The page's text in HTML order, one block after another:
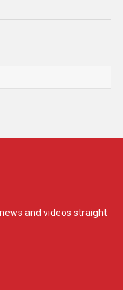
and videos straight